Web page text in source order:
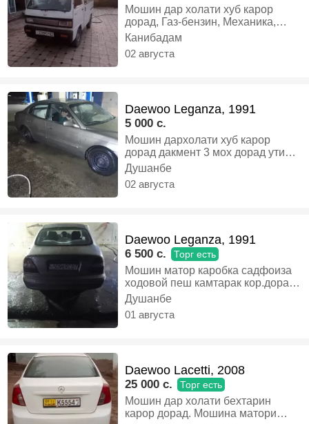
Мошин дар холати хуб карор
дорад, Газ-бензин, Механика,
Микроавтобус
Канибадам
02 августа
Daewoo Leganza, 1991
5 000 c.
Мошин дархолати хуб карор
дорад дакмент 3 мох дорад утил
дорад гази Холи матор каробка
садфоизае ходовой части пеш
кордорад ватсап 5000 ахиршае
Душанбе
02 августа
Daewoo Leganza, 1991
6 500 c. Торг есть
Мошин матор каробка садфоиза
ходовой пеш камтарак кор.дора
муомила дорад дакумент 3 мох
дорад утил дорад харидори аник
занг занен, Газ-бензин, Механика,
Душанбе
01 августа
Daewoo Lacetti, 2008
25 000 c. Торг есть
Мошин дар холати бехтарин
карор дорад. Мошина матори